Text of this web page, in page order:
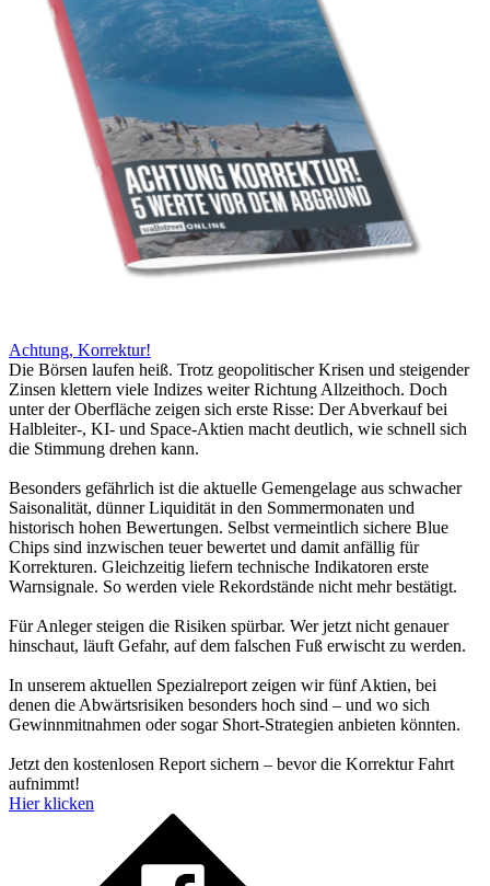
Achtung, Korrektur!
Die Börsen laufen heiß. Trotz geopolitischer Krisen und steigender
Zinsen klettern viele Indizes weiter Richtung Allzeithoch. Doch
unter der Oberfläche zeigen sich erste Risse: Der Abverkauf bei
Halbleiter-, KI- und Space-Aktien macht deutlich, wie schnell sich
die Stimmung drehen kann.
Besonders gefährlich ist die aktuelle Gemengelage aus schwacher
Saisonalität, dünner Liquidität in den Sommermonaten und
historisch hohen Bewertungen. Selbst vermeintlich sichere Blue
Chips sind inzwischen teuer bewertet und damit anfällig für
Korrekturen. Gleichzeitig liefern technische Indikatoren erste
Warnsignale. So werden viele Rekordstände nicht mehr bestätigt.
Für Anleger steigen die Risiken spürbar. Wer jetzt nicht genauer
hinschaut, läuft Gefahr, auf dem falschen Fuß erwischt zu werden.
In unserem aktuellen Spezialreport zeigen wir fünf Aktien, bei
denen die Abwärtsrisiken besonders hoch sind – und wo sich
Gewinnmitnahmen oder sogar Short-Strategien anbieten könnten.
Jetzt den kostenlosen Report sichern – bevor die Korrektur Fahrt
aufnimmt!
Hier klicken